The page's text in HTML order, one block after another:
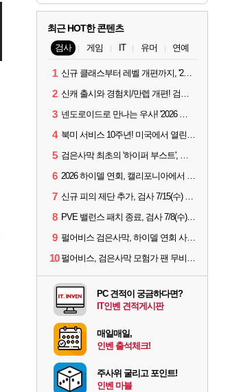
최근 HOT한 콘텐츠
검사 게임 IT 유머 연예
1 신규 클래스부터 레벨 개편까지, '2026 검은사막 하이델 연회' 총정리
2 신캐 출시와 경험치/만렙 개편! 검사 2026 하이델 연회 모아보기
3 넨도로이드로 만나는 우사! '2026 하이델 연회' 막바지 깜짝 공개
4 북미 서비스 10주년! 미국에서 열린 '검은사막 하이델 연회'
5 검은사막 최초의 '하이퍼 부스트', 직접 해봤습니다
6 2026 하이델 연회, 캘리포니아에서 개최
7 신규 피의 제단 추가, 검사 7/15(수) 패치 핵심 정리
8 PVE 밸런스 패치 종료, 검사 7/8(수) 패치 핵심 정리
9 펄어비스 검은사막, 하이델 연회 사전 이벤트 시작
10 펄어비스, 검은사막 모험가 팬 무비 '마디걸스' 글로벌 상영회 개최
PC 견적이 궁금하다면?
IT인벤 견적게시판
매일매일,
인벤 출석체크!
주사위 굴리고 포인트!
인벤 마블